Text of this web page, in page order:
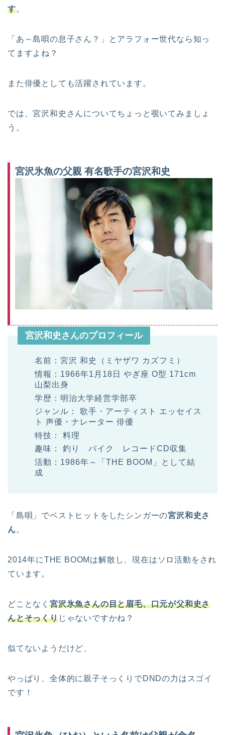
す。
「あ～島唄の息子さん？」とアラフォー世代なら知っ
てますよね？
また俳優としても活躍されています。
では、宮沢和史さんについてちょっと覗いてみましょ
う。
宮沢氷魚の父親 有名歌手の宮沢和史
宮沢和史さんのプロフィール
名前：宮沢 和史（ミヤザワ カズフミ）
情報：1966年1月18日 やぎ座 O型 171cm
山梨出身
学歴：明治大学経営学部卒
ジャンル： 歌手・アーティスト エッセイス
ト 声優・ナレーター 俳優
特技： 料理
趣味： 釣り バイク レコードCD収集
活動：1986年～「THE BOOM」として結
成
「島唄」でベストヒットをしたシンガーの宮沢和史さ
ん。
2014年にTHE BOOMは解散し、現在はソロ活動をされ
ています。
どことなく 宮沢氷魚さんの目と眉毛、口元が父和史さ
んとそっくりじゃないですかね？
似てないようだけど、
やっぱり、全体的に親子そっくりでDNDの力はスゴイ
です！